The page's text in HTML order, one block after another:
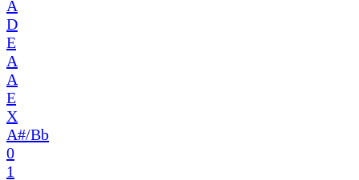
A
D
E
A
A
E
X
A#/Bb
0
1